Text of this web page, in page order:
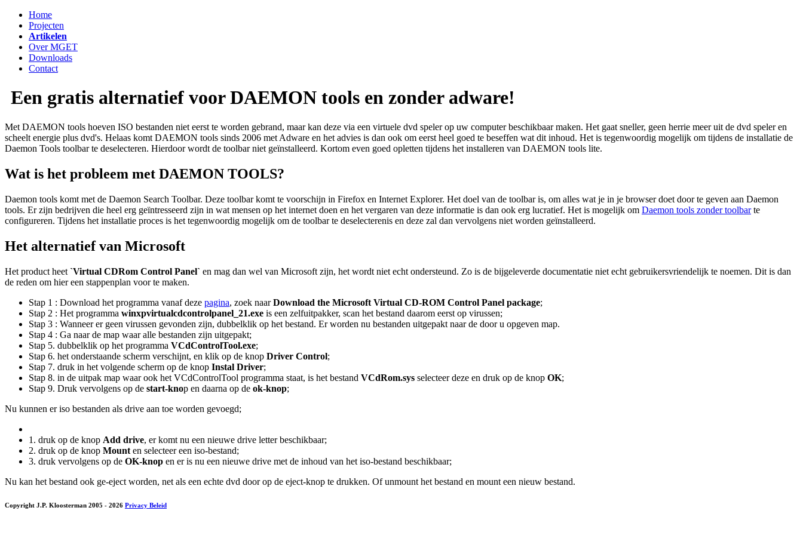
Home
Projecten
Artikelen
Over MGET
Downloads
Contact
Een gratis alternatief voor DAEMON tools en zonder adware!
Met DAEMON tools hoeven ISO bestanden niet eerst te worden gebrand, maar kan deze via een virtuele dvd speler op uw computer beschikbaar maken. Het gaat sneller, geen herrie meer uit de dvd speler en
scheelt energie plus dvd's. Helaas komt DAEMON tools sinds 2006 met Adware en het advies is dan ook om eerst heel goed te beseffen wat dit inhoud. Het is tegenwoordig mogelijk om tijdens de installatie de
Daemon Tools toolbar te deselecteren. Hierdoor wordt de toolbar niet geïnstalleerd. Kortom even goed opletten tijdens het installeren van DAEMON tools lite.
Wat is het probleem met DAEMON TOOLS?
Daemon tools komt met de Daemon Search Toolbar. Deze toolbar komt te voorschijn in Firefox en Internet Explorer. Het doel van de toolbar is, om alles wat je in je browser doet door te geven aan Daemon
tools. Er zijn bedrijven die heel erg geïntresseerd zijn in wat mensen op het internet doen en het vergaren van deze informatie is dan ook erg lucratief. Het is mogelijk om Daemon tools zonder toolbarte
configureren. Tijdens het installatie proces is het tegenwoordig mogelijk om de toolbar te deselecterenis en deze zal dan vervolgens niet worden geïnstalleerd.
Het alternatief van Microsoft
Het product heet `Virtual CDRom Control Panel` en mag dan wel van Microsoft zijn, het wordt niet echt ondersteund. Zo is de bijgeleverde documentatie niet echt gebruikersvriendelijk te noemen. Dit is dan
de reden om hier een stappenplan voor te maken.
Stap 1 : Download het programma vanaf deze pagina, zoek naarDownload the Microsoft Virtual CD-ROM Control Panel package;
Stap 2 : Het programma winxpvirtualcdcontrolpanel_21.exe is een zelfuitpakker, scan het bestand daarom eerst op virussen;
Stap 3 : Wanneer er geen virussen gevonden zijn, dubbelklik op het bestand. Er worden nu bestanden uitgepakt naar de door u opgeven map.
Stap 4 : Ga naar de map waar alle bestanden zijn uitgepakt;
Stap 5. dubbelklik op het programma VCdControlTool.exe;
Stap 6. het onderstaande scherm verschijnt, en klik op de knop Driver Control;
Stap 7. druk in het volgende scherm op de knop Instal Driver;
Stap 8. in de uitpak map waar ook het VCdControlTool programma staat, is het bestand VCdRom.sys selecteer deze en druk op de knop OK;
Stap 9. Druk vervolgens op de start-knop en daarna op de ok-knop;
Nu kunnen er iso bestanden als drive aan toe worden gevoegd;
1. druk op de knop Add drive, er komt nu een nieuwe drive letter beschikbaar;
2. druk op de knop Mount en selecteer een iso-bestand;
3. druk vervolgens op de OK-knop en er is nu een nieuwe drive met de inhoud van het iso-bestand beschikbaar;
Nu kan het bestand ook ge-eject worden, net als een echte dvd door op de eject-knop te drukken. Of unmount het bestand en mount een nieuw bestand.
Copyright J.P. Kloosterman 2005 - 2026 Privacy Beleid